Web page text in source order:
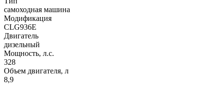
самоходная машина
Модификация
CLG936E
Двигатель
дизельный
Мощность, л.с.
328
Объем двигателя, л
8,9